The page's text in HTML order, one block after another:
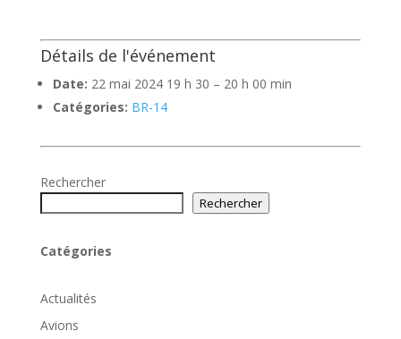
Détails de l'événement
Date: 22 mai 2024 19 h 30 – 20 h 00 min
Catégories: BR-14
Rechercher
Rechercher
Catégories
Actualités
Avions